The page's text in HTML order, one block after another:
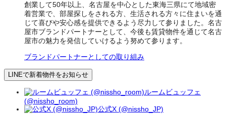
創業して50年以上、名古屋を中心とした東海三県にて地域密
着営業で、部屋探しをされる方、生活される方々に住まいを通
じて喜びや安心感を提供できるよう尽力して参りました。名古
屋市ブランドパートナーとして、今後も賃貸物件を通じて名古
屋市の魅力を発信していけるよう努めて参ります。
ブランドパートナーとしての取り組み
LINEで新着物件をお知らせ
ルームビュッフェ
(@nissho_room)
公式X (@nissho_JP)